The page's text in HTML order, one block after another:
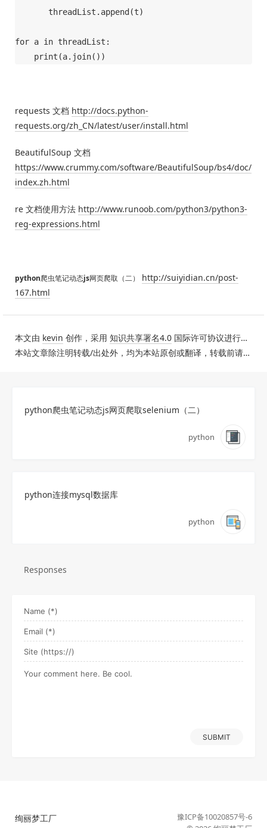
       threadList.append(t)
for a in threadList:
    print(a.join())
requests 文档 http://docs.python-
requests.org/zh_CN/latest/user/install.html
BeautifulSoup 文档
https://www.crummy.com/software/BeautifulSoup/bs4/doc/
index.zh.html
re 文档使用方法 http://www.runoob.com/python3/python3-
reg-expressions.html
python爬虫笔记动态js网页爬取（二）
http://suiyidian.cn/post-
167.html
本文由 kevin 创作，采用 知识共享署名4.0 国际许可协议进行许可。
本站文章除注明转载/出处外，均为本站原创或翻译，转载前请务必署名。
python爬虫笔记动态js网页爬取selenium（二）
python
python连接mysql数据库
python
Responses
SUBMIT
绚丽梦工厂
豫ICP备10020857号-6